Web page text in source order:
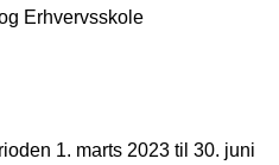
Erhvervsskole
1. marts 2023 til 30. juni